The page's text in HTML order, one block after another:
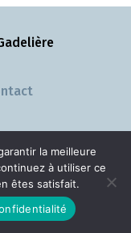
la meilleure
à utiliser ce
êtes satisfait.